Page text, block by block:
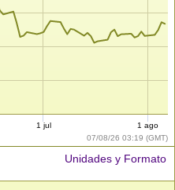
07/08/26 03:19 (GMT)
1 jul 1 ago
Unidades y Formato